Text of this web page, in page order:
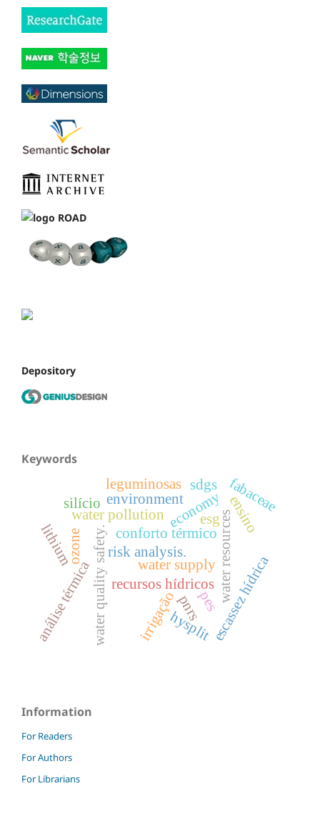
Depository
Keywords
water quality safety. water supply
risk analysis.
water pollution water resources
recursos hídricos
irrigação escassez hídrica
análise térmica
conforto térmico
economy
environment
pes
esg ensino
pnrs
fabaceae
leguminosas
silício
sdgs
ozone
hysplit
lithium
Information
For Readers
For Authors
For Librarians